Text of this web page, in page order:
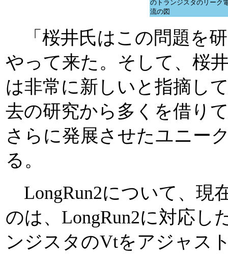
のトランジスタのリーク
流の図
「桜井氏はこの問題を
やって来た。そして、桜
は非常に新しいと指摘し
去の研究から多くを借り
さらに発展させたユニー
る。
LongRun2について、現
のは、LongRun2に対応し
ンジスタのVtをアジャス